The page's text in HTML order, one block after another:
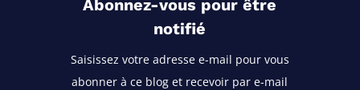
Abonnez-vous pour être
notifié
Saisissez votre adresse e-mail pour vous
abonner à ce blog et recevoir par e-mail